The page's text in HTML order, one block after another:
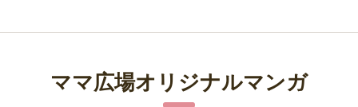
ママ広場オリジナルマンガ